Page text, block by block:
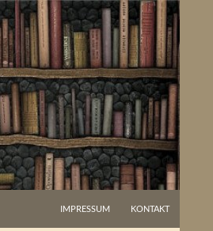
IMPRESSUM KONTAKT